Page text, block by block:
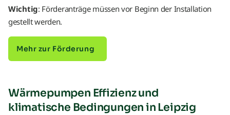
Wichtig: Förderanträge müssen vor Beginn der Installation
gestellt werden.
Mehr zur Förderung
Wärmepumpen Effizienz und
klimatische Bedingungen in Leipzig